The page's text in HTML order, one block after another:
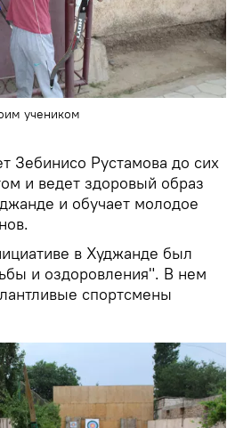
учеником
Зебинисо Рустамова до сих
и ведет здоровый образ
и обучает молодое
в Худжанде был
и оздоровления". В нем
спортсмены